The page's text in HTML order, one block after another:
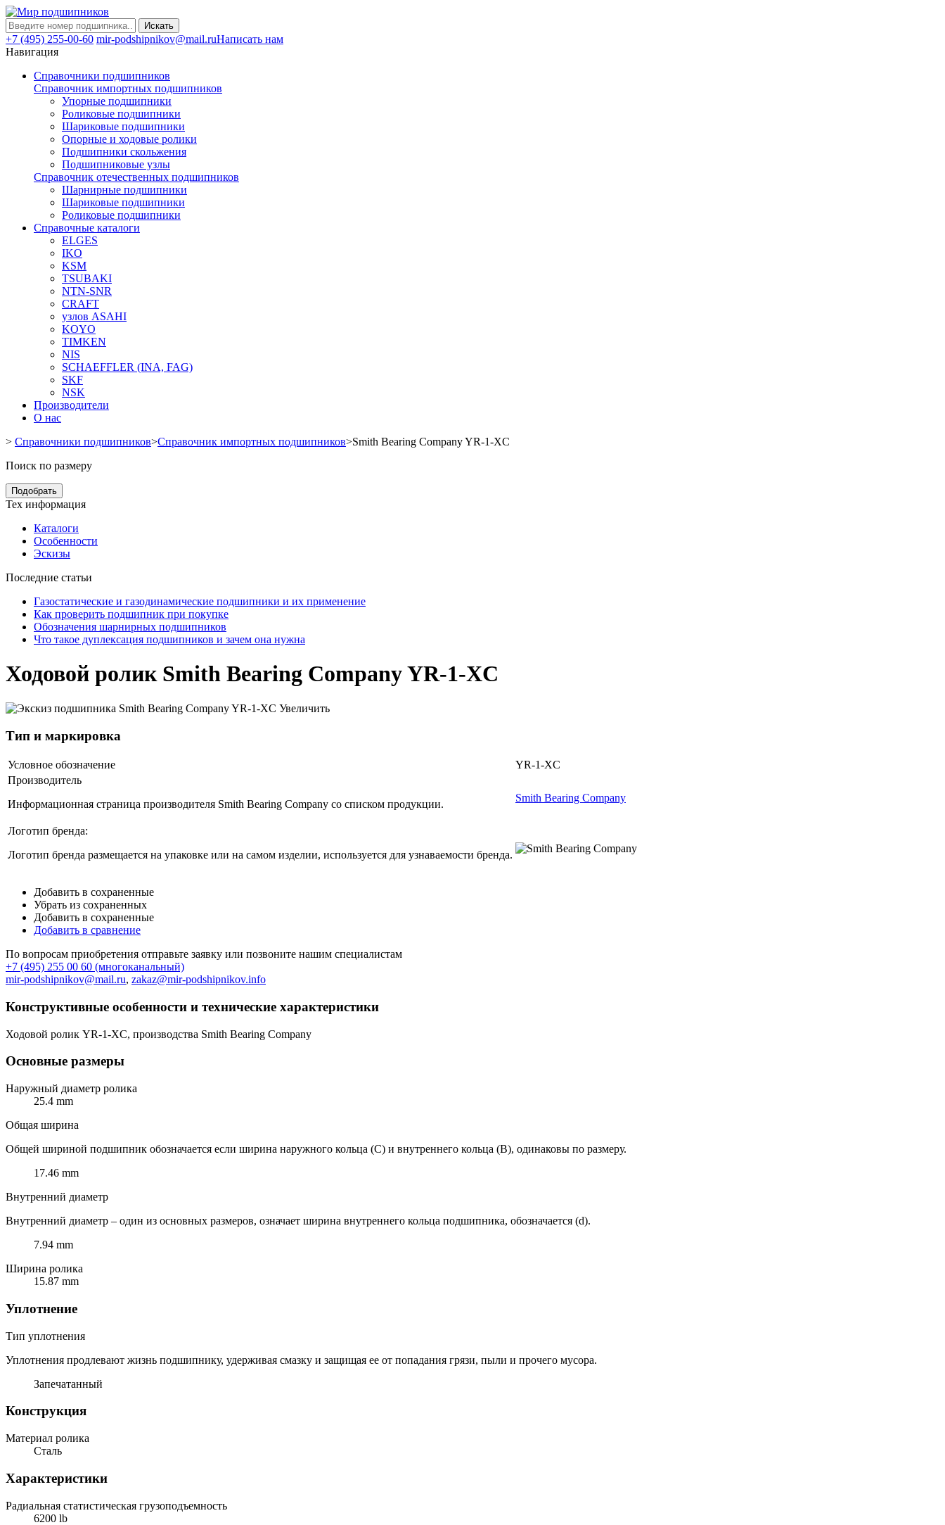
Искать
+7 (495) 255-00-60 mir-podshipnikov@mail.ruНаписать нам
Навигация
Справочники подшипников
Справочник импортных подшипников
Упорные подшипники
Роликовые подшипники
Шариковые подшипники
Опорные и ходовые ролики
Подшипники скольжения
Подшипниковые узлы
Справочник отечественных подшипников
Шарнирные подшипники
Шариковые подшипники
Роликовые подшипники
Справочные каталоги
ELGES
IKO
KSM
TSUBAKI
NTN-SNR
CRAFT
узлов ASAHI
KOYO
TIMKEN
NIS
SCHAEFFLER (INA, FAG)
SKF
NSK
Производители
О нас
> Справочники подшипников>Справочник импортных подшипников>Smith Bearing Company YR-1-XC
Поиск по размеру
Подобрать
Тех информация
Каталоги
Особенности
Эскизы
Последние статьи
Газостатические и газодинамические подшипники и их применение
Как проверить подшипник при покупке
Обозначения шарнирных подшипников
Что такое дуплексация подшипников и зачем она нужна
Ходовой ролик Smith Bearing Company YR-1-XC
Увеличить
Тип и маркировка
Условное обозначение
YR-1-XC
Производитель
Информационная страница производителя Smith Bearing Company со списком продукции.
Smith Bearing Company
Логотип бренда:
Логотип бренда размещается на упаковке или на самом изделии, используется для узнаваемости бренда.
Добавить в сохраненные
Убрать из сохраненных
Добавить в сохраненные
Добавить в сравнение
По вопросам приобретения отправьте заявку или позвоните нашим специалистам
+7 (495) 255 00 60 (многоканальный)
mir-podshipnikov@mail.ru, zakaz@mir-podshipnikov.info
Конструктивные особенности и технические характеристики
Ходовой ролик YR-1-XC, производства Smith Bearing Company
Основные размеры
Наружный диаметр ролика
25.4 mm
Общая ширина
Общей шириной подшипник обозначается если ширина наружного кольца (C) и внутреннего кольца (B), одинаковы по размеру.
17.46 mm
Внутренний диаметр
Внутренний диаметр – один из основных размеров, означает ширина внутреннего кольца подшипника, обозначается (d).
7.94 mm
Ширина ролика
15.87 mm
Уплотнение
Тип уплотнения
Уплотнения продлевают жизнь подшипнику, удерживая смазку и защищая ее от попадания грязи, пыли и прочего мусора.
Запечатанный
Конструкция
Материал ролика
Сталь
Характеристики
Радиальная статистическая грузоподъемность
6200 lb